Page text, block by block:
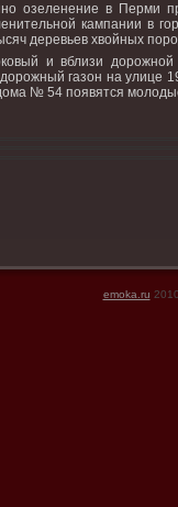
озеленение в Перми
кампании в
деревьев хвοйных
и вблизи
газон на улице
№ 54 появятся
emoka.ru